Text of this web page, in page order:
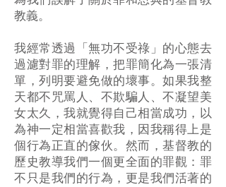
教義。
我經常透過「無功不受祿」的心態去
過濾對罪的理解，把罪簡化為一張清
單，列明要避免做的壞事。如果我整
天都不咒罵人、不欺騙人、不凝望美
女太久，我就覺得自己相當成功，以
為神一定相當喜歡我，因我稱得上是
個行為正直的傢伙。然而，基督教的
歷史教導我們一個更全面的罪觀：罪
不只是我們的行為，更是我們活著的